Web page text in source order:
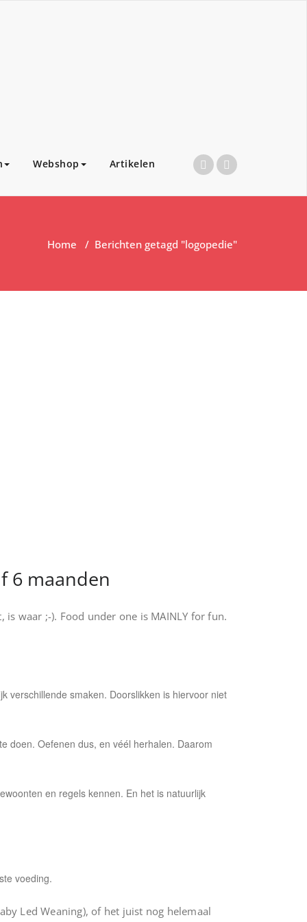
Webshop Artikelen
Home / Berichten getagd "logopedie"
6 maanden
waar ;-). Food under one is MAINLY for fun.
verschillende smaken. Doorslikken is hiervoor niet
doen. Oefenen dus, en véél herhalen. Daarom
en regels kennen. En het is natuurlijk
voeding.
Led Weaning), of het juist nog helemaal